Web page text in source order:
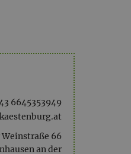
Whg.,
6645353949
Weinstraße 66
an der